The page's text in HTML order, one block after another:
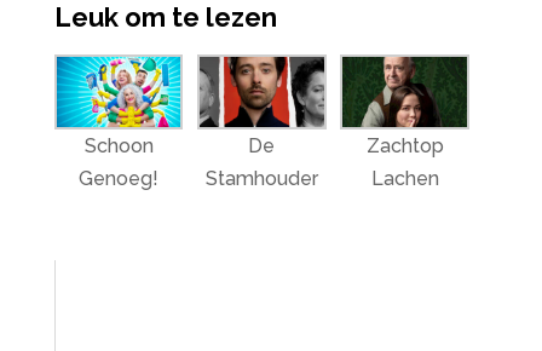
Leuk om te lezen
Schoon
Genoeg!
De
Stamhouder
Zachtop
Lachen